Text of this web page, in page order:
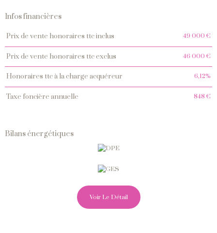
Infos financières
Caractéristiques Valeurs
prix de vente honoraires ttc inclus 49 000 €
prix de vente honoraires ttc exclus 46 000 €
honoraires ttc à la charge acquéreur 6,12%
taxe foncière annuelle 848 €
Bilans énergétiques
Voir Le Détail